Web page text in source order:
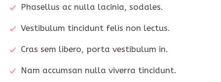
Phasellus ac nulla lacinia, sodales.
Vestibulum tincidunt felis non lectus.
Cras sem libero, porta vestibulum in.
Nam accumsan nulla viverra tincidunt.